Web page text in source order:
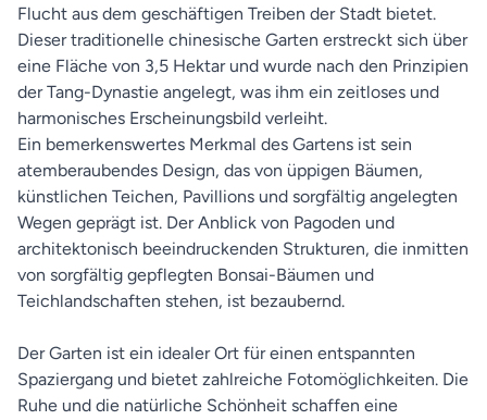
Flucht aus dem geschäftigen Treiben der Stadt bietet.
Dieser traditionelle chinesische Garten erstreckt sich über
eine Fläche von 3,5 Hektar und wurde nach den Prinzipien
der Tang-Dynastie angelegt, was ihm ein zeitloses und
harmonisches Erscheinungsbild verleiht.
Ein bemerkenswertes Merkmal des Gartens ist sein
atemberaubendes Design, das von üppigen Bäumen,
künstlichen Teichen, Pavillions und sorgfältig angelegten
Wegen geprägt ist. Der Anblick von Pagoden und
architektonisch beeindruckenden Strukturen, die inmitten
von sorgfältig gepflegten Bonsai-Bäumen und
Teichlandschaften stehen, ist bezaubernd.
Der Garten ist ein idealer Ort für einen entspannten
Spaziergang und bietet zahlreiche Fotomöglichkeiten. Die
Ruhe und die natürliche Schönheit schaffen eine